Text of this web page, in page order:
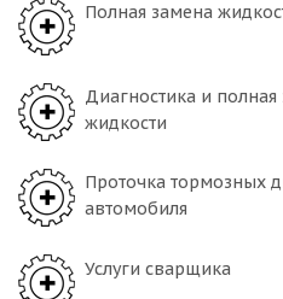
Полная замена
Диагностика и
жидкости
Проточка тормозных
автомобиля
Услуги сварщика